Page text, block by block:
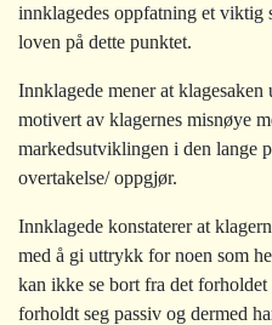
innklagedes oppfatning et viktig
loven på dette punktet.
Innklagede mener at
motivert av klagernes misnøye
markedsutviklingen i den lange
overtakelse/ oppgjør.
Innklagede konstaterer at
med å gi uttrykk for noen som
kan ikke se bort fra det
forholdt seg passiv og dermed